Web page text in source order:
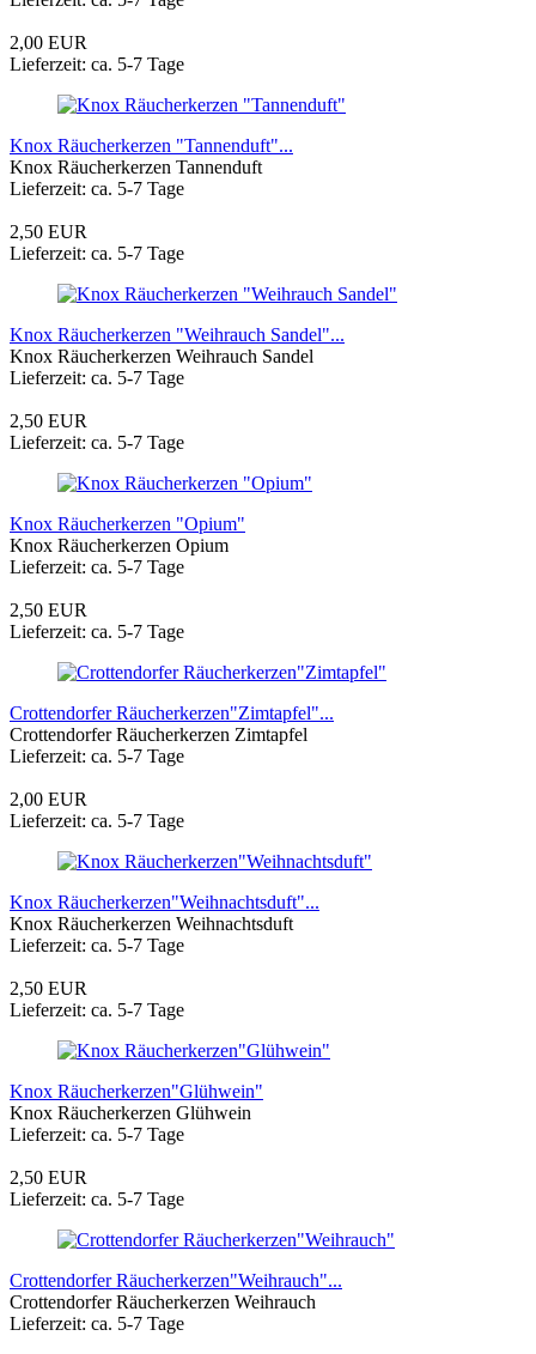
2,00 EUR
Lieferzeit: ca. 5-7 Tage
Knox Räucherkerzen "Tannenduft"...
Knox Räucherkerzen Tannenduft
Lieferzeit: ca. 5-7 Tage
2,50 EUR
Lieferzeit: ca. 5-7 Tage
Knox Räucherkerzen "Weihrauch Sandel"...
Knox Räucherkerzen Weihrauch Sandel
Lieferzeit: ca. 5-7 Tage
2,50 EUR
Lieferzeit: ca. 5-7 Tage
Knox Räucherkerzen "Opium"
Knox Räucherkerzen Opium
Lieferzeit: ca. 5-7 Tage
2,50 EUR
Lieferzeit: ca. 5-7 Tage
Crottendorfer Räucherkerzen"Zimtapfel"...
Crottendorfer Räucherkerzen Zimtapfel
Lieferzeit: ca. 5-7 Tage
2,00 EUR
Lieferzeit: ca. 5-7 Tage
Knox Räucherkerzen"Weihnachtsduft"...
Knox Räucherkerzen Weihnachtsduft
Lieferzeit: ca. 5-7 Tage
2,50 EUR
Lieferzeit: ca. 5-7 Tage
Knox Räucherkerzen"Glühwein"
Knox Räucherkerzen Glühwein
Lieferzeit: ca. 5-7 Tage
2,50 EUR
Lieferzeit: ca. 5-7 Tage
Crottendorfer Räucherkerzen"Weihrauch"...
Crottendorfer Räucherkerzen Weihrauch
Lieferzeit: ca. 5-7 Tage